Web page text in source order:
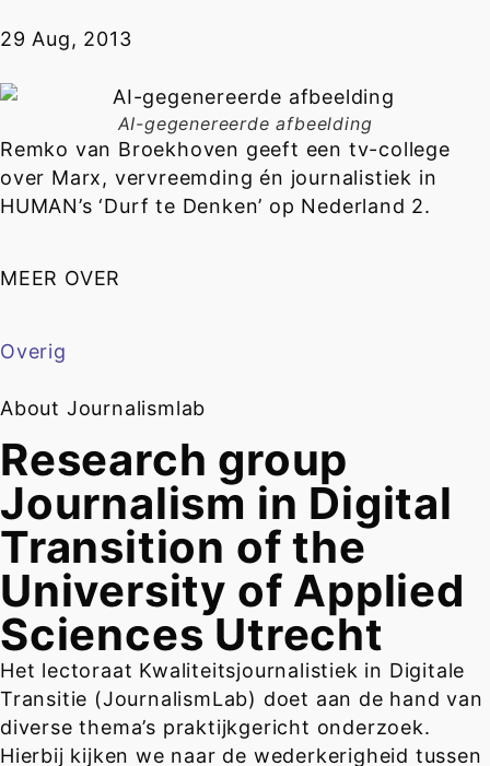
29 Aug, 2013
AI-gegenereerde afbeelding
Remko van Broekhoven geeft een tv-college
over Marx, vervreemding én journalistiek in
HUMAN’s ‘Durf te Denken’ op Nederland 2.
MEER OVER
Overig
About Journalismlab
Research group
Journalism in Digital
Transition of the
University of Applied
Sciences Utrecht
Het lectoraat Kwaliteitsjournalistiek in Digitale
Transitie (JournalismLab) doet aan de hand van
diverse thema’s praktijkgericht onderzoek.
Hierbij kijken we naar de wederkerigheid tussen